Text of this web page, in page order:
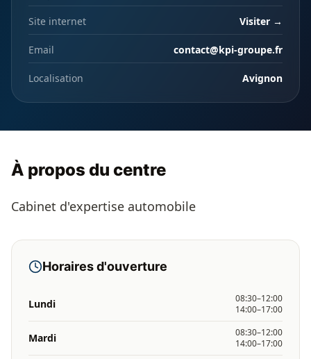
Site internet Visiter →
Email contact@kpi-groupe.fr
Localisation Avignon
À propos du centre
Cabinet d'expertise automobile
Horaires d'ouverture
Lundi
08:30–12:00
14:00–17:00
Mardi
08:30–12:00
14:00–17:00